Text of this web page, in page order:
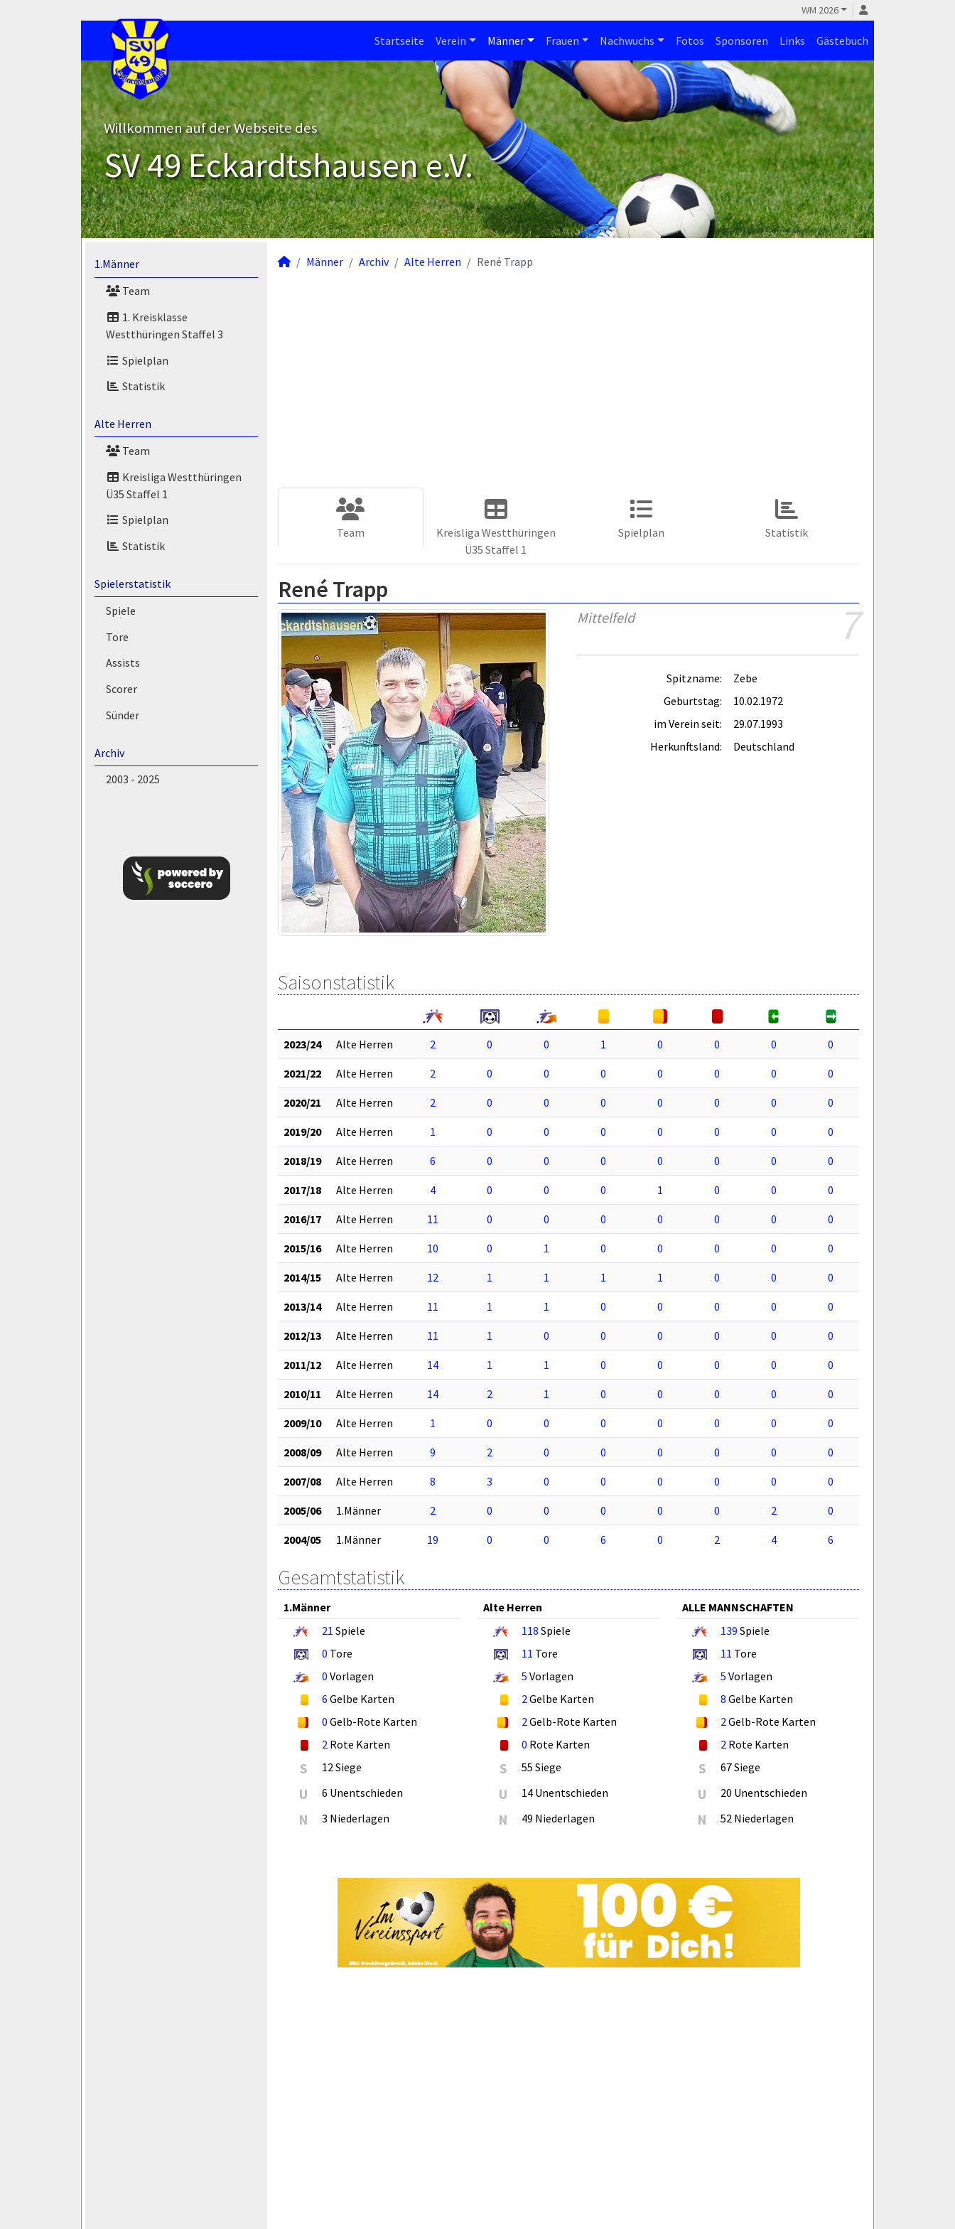
WM 2026
Startseite Verein Männer Frauen Nachwuchs Fotos Sponsoren Links Gästebuch
Willkommen auf der Webseite des
SV 49 Eckardtshausen e.V.
1.Männer
Team
1. Kreisklasse
Westthüringen Staffel 3
Spielplan
Statistik
Alte Herren
Team
Kreisliga Westthüringen
Ü35 Staffel 1
Spielplan
Statistik
Spielerstatistik
Spiele
Tore
Assists
Scorer
Sünder
Archiv
2003 - 2025
Männer Archiv Alte Herren René Trapp
Team
Kreisliga Westthüringen
Ü35 Staffel 1
Spielplan Statistik
René Trapp
7
Mittelfeld
Spitzname:
Zebe
Geburtstag:
10.02.1972
im Verein seit:
29.07.1993
Herkunftsland:
Deutschland
Saisonstatistik
2023/24 Alte Herren 2 0 0 1 0 0 0 0
2021/22 Alte Herren 2 0 0 0 0 0 0 0
2020/21 Alte Herren 2 0 0 0 0 0 0 0
2019/20 Alte Herren 1 0 0 0 0 0 0 0
2018/19 Alte Herren 6 0 0 0 0 0 0 0
2017/18 Alte Herren 4 0 0 0 1 0 0 0
2016/17 Alte Herren 11 0 0 0 0 0 0 0
2015/16 Alte Herren 10 0 1 0 0 0 0 0
2014/15 Alte Herren 12 1 1 1 1 0 0 0
2013/14 Alte Herren 11 1 1 0 0 0 0 0
2012/13 Alte Herren 11 1 0 0 0 0 0 0
2011/12 Alte Herren 14 1 1 0 0 0 0 0
2010/11 Alte Herren 14 2 1 0 0 0 0 0
2009/10 Alte Herren 1 0 0 0 0 0 0 0
2008/09 Alte Herren 9 2 0 0 0 0 0 0
2007/08 Alte Herren 8 3 0 0 0 0 0 0
2005/06 1.Männer 2 0 0 0 0 0 2 0
2004/05 1.Männer 19 0 0 6 0 2 4 6
Gesamtstatistik
1.Männer
21 Spiele
0 Tore
0 Vorlagen
6 Gelbe Karten
0 Gelb-Rote Karten
2 Rote Karten
S 12 Siege
U 6 Unentschieden
N 3 Niederlagen
Alte Herren
118 Spiele
11 Tore
5 Vorlagen
2Gelbe Karten
2Gelb-Rote Karten
0 Rote Karten
S 55 Siege
U 14 Unentschieden
N 49 Niederlagen
ALLE MANNSCHAFTEN
139 Spiele
11 Tore
5 Vorlagen
8 Gelbe Karten
2Gelb-Rote Karten
2 Rote Karten
S 67 Siege
U 20 Unentschieden
N 52 Niederlagen